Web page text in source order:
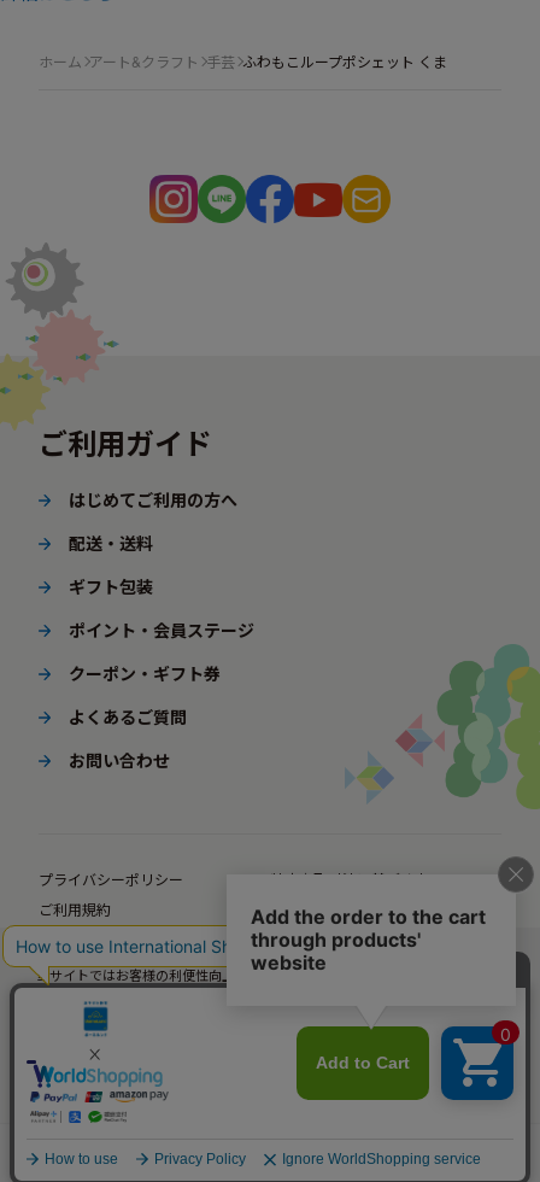
カートに入れる
ホーム アート&クラフト 手芸 ふわもこループポシェット くま
ご利用ガイド
はじめてご利用の方へ
配送・送料
ギフト包装
ポイント・会員ステージ
クーポン・ギフト券
よくあるご質問
お問い合わせ
プライバシーポリシー
特定商取引法に基づく表示
ご利用規約
ポイント規約
企業サイト
法人様向けオンラインショップ
当サイトではお客様の利便性向上のための情報提供、サービス改善のための分
当サイトの閲覧を継続された場合、Cookieの使用にご同意いただいたものとみ
なします。
詳細については
をご確認ください。